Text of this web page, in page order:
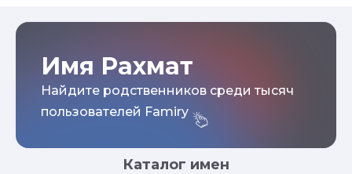
Имя Рахмат
Найдите родственников среди тысяч
пользователей Famiry
Каталог имен